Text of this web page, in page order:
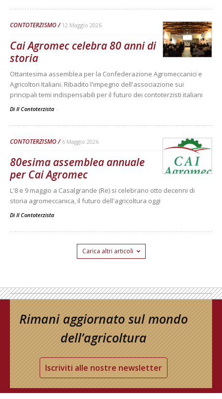
CONTOTERZISMO 12 Maggio 2026
Cai Agromec celebra 80 anni di
storia
Ottantesima assemblea per la Confederazione Agromeccanici e
Agricoltori Italiani. Ribadito l'impegno dell'associazione sui
principali temi indispensabili per il futuro dei contoterzisti italiani
Di Il Contoterzista -
CONTOTERZISMO 6 Maggio 2026
80esima assemblea annuale
per Cai Agromec
L'8 e 9 maggio a Casalgrande (Re) si celebrano otto decenni di
storia agromeccanica, il futuro dell'agricoltura oggi
Di Il Contoterzista
Carica altri articoli
Rimani aggiornato sul mondo
dell’agricoltura
Iscriviti alle nostre newsletter